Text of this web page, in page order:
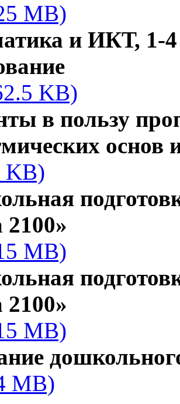
MB)
и ИКТ, 1-4
KB)
в пользу
основ
KB)
MB)
MB)
MB)